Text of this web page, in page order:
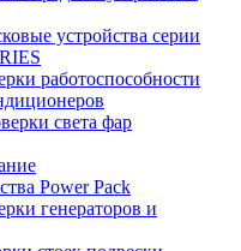
устройства серии
работоспособности
света фар
Power Pack
генераторов и